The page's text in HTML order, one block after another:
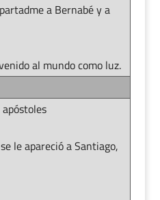
a Bernabé y a
al mundo como luz.
le apareció a Santiago,